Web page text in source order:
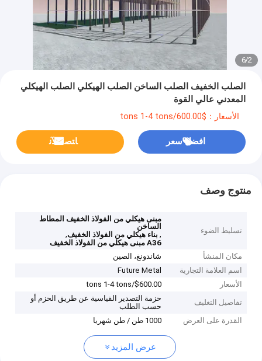
2
/
6
الصلب الخفيف الصلب الساخن الصلب الهيكلي الصلب الهيكلي
المعدني عالي القوة
الأسعار：$600.00/tons 1-4 tons
افضل سعر ﺎﺘﺼﻟ ﺍﻶﻧ
منتوج وصف
تسليط الضوء
مبنى هيكلي من الفولاذ الخفيف المطاط
الساخن
, بناء هيكلي من الفولاذ الخفيف,
A36 مبنى هيكلي من الفولاذ الخفيف
مكان المنشأ
شاندونغ، الصين
اسم العلامة التجارية
Future Metal
الأسعار
$600.00/tons 1-4 tons
تفاصيل التغليف
حزمة التصدير القياسية عن طريق الحزم أو
حسب الطلب
القدرة على العرض
1000 طن / طن شهريا
عرض المزيد